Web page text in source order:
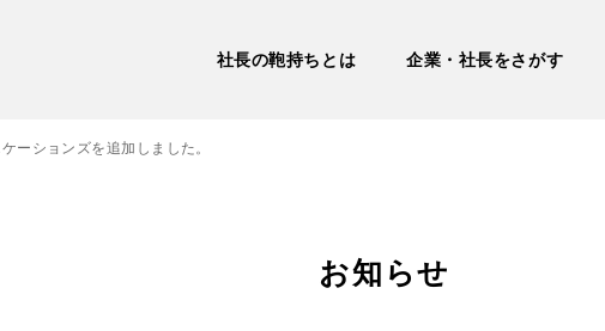
社長の鞄持ちとは 企業・社長をさがす
ーションズを追加しました。
お知らせ